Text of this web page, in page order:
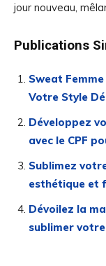
jour nouveau,
Publications
Sweat
Votre Style
Développez
avec le CPF
Sublimez
esthétique et
Dévoilez la
sublimer